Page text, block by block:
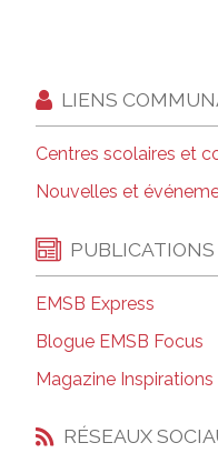
LIENS
Centres scolaires et
Nouvelles et
PUBLICATIONS
EMSB Express
Blogue EMSB Focus
Magazine Inspirations
RÉSEAUX